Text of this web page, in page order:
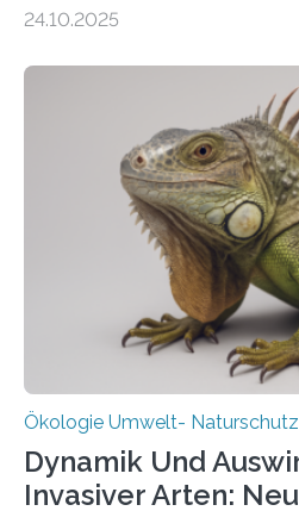
vergangenen fünf Jahren von
heutigen Donnerstag
Aufbauphase an den
Bundesministerium für
Heimat. Braunschweig/
Ein Netz aus 155
über Deutschlands
in den vergangenen fünf
Wissenschaftlerinnen und
Thünen-Instituts für
24.10.2025
Ökologie Umwelt- Naturschutz
Dynamik Und
Invasiver Arten: